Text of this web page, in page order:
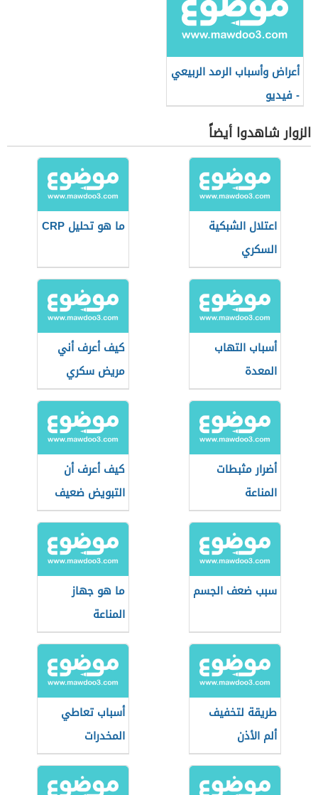
أعراض وأسباب الرمد الربيعي
- فيديو
الزوار شاهدوا أيضاً
اعتلال الشبكية
السكري
ما هو تحليل CRP
أسباب التهاب
المعدة
كيف أعرف أني
مريض سكري
أضرار مثبطات
المناعة
كيف أعرف أن
التبويض ضعيف
سبب ضعف الجسم
ما هو جهاز
المناعة
طريقة لتخفيف
ألم الأذن
أسباب تعاطي
المخدرات